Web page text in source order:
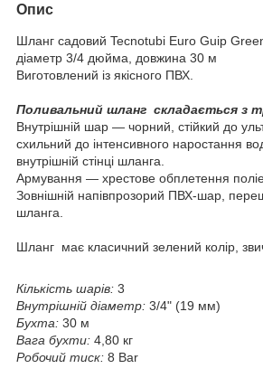
Опис
Шланг садовий Tecnotubi Euro Guip
діаметр 3/4 дюйма, довжина 30 м
Виготовлений із якісного ПВХ.
Поливальний шланг складається з
Внутрішній шар — чорний, стійкий до
схильний до інтенсивного наростання
внутрішній стінці шланга.
Армування — хрестове обплетення
Зовнішній напівпрозорий ПВХ-шар,
шланга.
Шланг має класичний зелений колір,
Кількість шарів: 3
Внутрішній діаметр: 3/4" (19 мм)
Бухта: 30 м
Вага бухти: 4,80 кг
Робочий тиск: 8 Bar